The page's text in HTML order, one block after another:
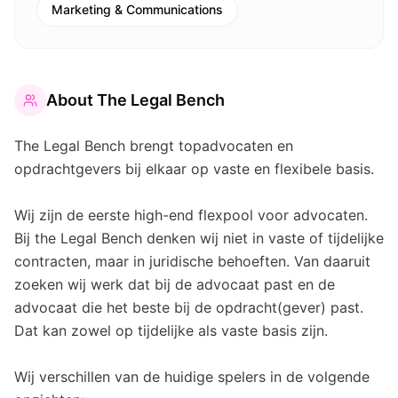
Marketing & Communications
About The Legal Bench
The Legal Bench brengt topadvocaten en
opdrachtgevers bij elkaar op vaste en flexibele basis.
Wij zijn de eerste high-end flexpool voor advocaten.
Bij the Legal Bench denken wij niet in vaste of tijdelijke
contracten, maar in juridische behoeften. Van daaruit
zoeken wij werk dat bij de advocaat past en de
advocaat die het beste bij de opdracht(gever) past.
Dat kan zowel op tijdelijke als vaste basis zijn.
Wij verschillen van de huidige spelers in de volgende